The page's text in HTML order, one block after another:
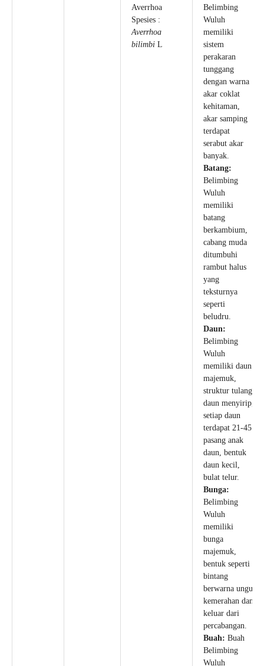
Averrhoa
Spesies :
Averrhoa
bilimbi L
Belimbing
Wuluh
memiliki
sistem
perakaran
tunggang
dengan warna
akar coklat
kehitaman,
akar samping
terdapat
serabut akar
banyak.
Batang:
Belimbing
Wuluh
memiliki
batang
berkambium,
cabang muda
ditumbuhi
rambut halus
yang
teksturnya
seperti
beludru.
Daun:
Belimbing
Wuluh
memiliki daun
majemuk,
struktur tulang
daun menyirip,
setiap daun
terdapat 21-45
pasang anak
daun, bentuk
daun kecil,
bulat telur.
Bunga:
Belimbing
Wuluh
memiliki
bunga
majemuk,
bentuk seperti
bintang
berwarna ungu
kemerahan dan
keluar dari
percabangan.
Buah: Buah
Belimbing
Wuluh